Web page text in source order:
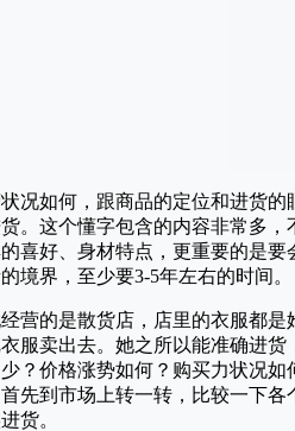
况如何，跟商品的定位和进货
。这个懂字包含的内容非常多
喜好、身材特点，更重要的是
境界，至少要3-5年左右的时间。
营的是散货店，店里的衣服都
服卖出去。她之所以能准确进
？价格涨势如何？购买力状况
先到市场上转一转，比较一下
货。